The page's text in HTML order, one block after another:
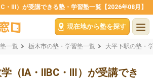
・Ⅲ）が受講できる塾・学習塾一覧【2026年08月】
現在地から塾を探す
一覧 栃木市の塾・学習塾一覧 大平下駅の塾・
（ⅠA・ⅡBC・Ⅲ）が受講でき